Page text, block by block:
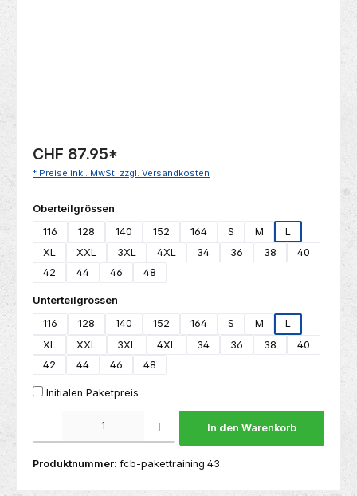
CHF 87.95*
* Preise inkl. MwSt. zzgl. Versandkosten
Oberteilgrössen
116
128 140 152 164 S M
L
XL
XXL 3XL 4XL 34 36 38
40
42
44 46 48
Unterteilgrössen
116
128 140 152 164 S M
L
XL
XXL 3XL 4XL 34 36 38
40
42
44 46 48
Initialen Paketpreis
In den Warenkorb
Produktnummer: fcb-pakettraining.43